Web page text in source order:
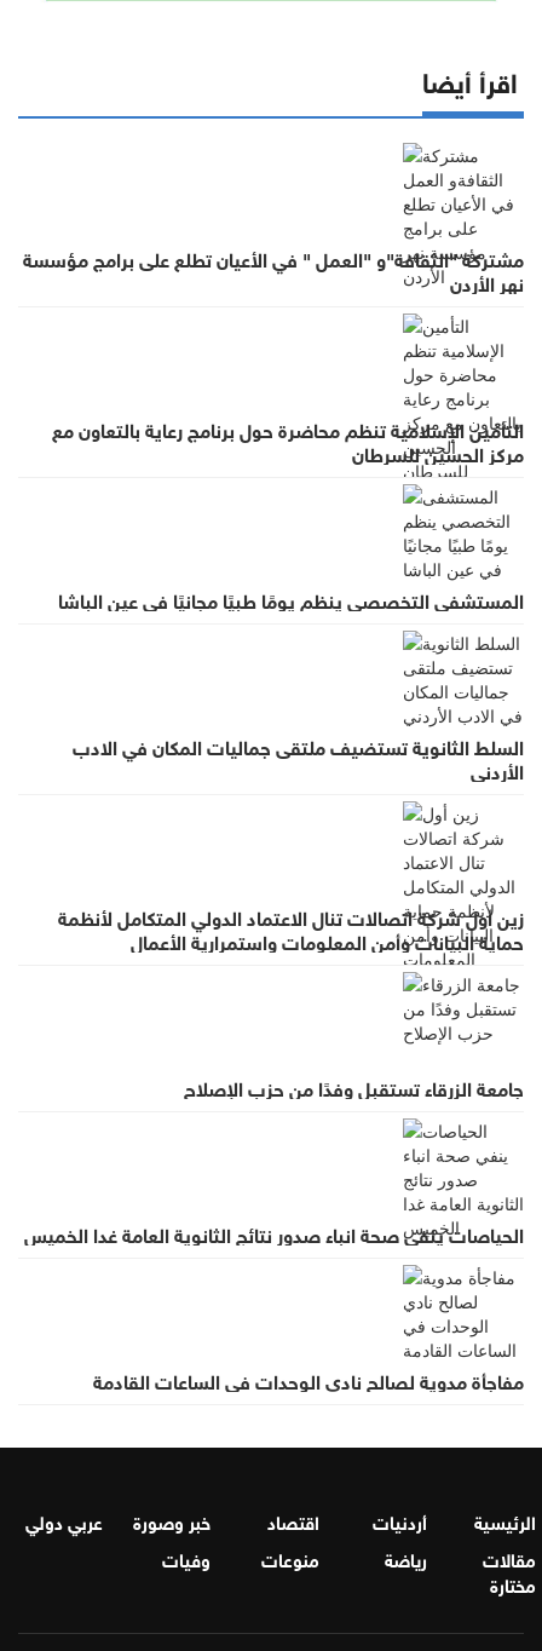
اقرأ أيضا
مشتركة "الثقافة"و "العمل " في الأعيان تطلع على برامج مؤسسة
نهر الأردن
التأمين الإسلامية تنظم محاضرة حول برنامج رعاية بالتعاون مع
مركز الحسين للسرطان
المستشفى التخصصي ينظم يومًا طبيًا مجانيًا في عين الباشا
السلط الثانوية تستضيف ملتقى جماليات المكان في الادب
الأردني
زين أول شركة اتصالات تنال الاعتماد الدولي المتكامل لأنظمة
حماية البيانات وأمن المعلومات واستمرارية الأعمال
جامعة الزرقاء تستقبل وفدًا من حزب الإصلاح
الحياصات ينفي صحة انباء صدور نتائج الثانوية العامة غدا الخميس
مفاجأة مدوية لصالح نادي الوحدات في الساعات القادمة
الرئيسية أردنيات اقتصاد خبر وصورة
عربي دولي
مقالات
مختارة
رياضة منوعات وفيات